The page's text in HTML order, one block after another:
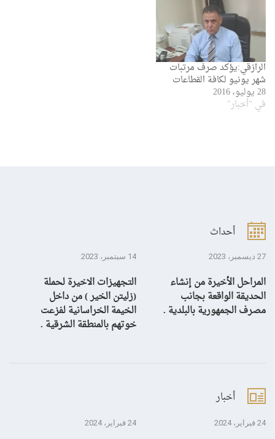
الرازقي:يؤكد صرف مرتبات
شهر يونيو لكافة القطاعات
28 يوليو، 2016
في "أخبار"
أحداث
27 ديسمبر، 2023
المراحل الأخيرة من إنشاء
الحديقة الواقعة بجانب
مصرف الجمهورية بالبلدية .
14 سبتمبر، 2023
التجهيزات الاخيرة لحملة
(زليتن الخير ) من داخل
الخيمة الخراسانية لفزعت
خوتهم بالمنطقة الشرقية .
أخبار
24 فبراير، 2024 24 فبراير، 2024